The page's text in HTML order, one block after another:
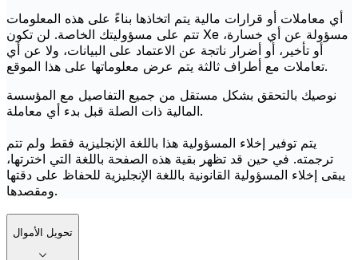
أي معاملات أو قرارات مالية يتم اتخاذها بناءً على هذه المعلومات
تتم على مسؤوليتك الخاصة. لن تكون Xe مسؤولة عن أي خسارة،
أو تأخير، أو أضرار ناتجة عن الاعتماد على البيانات، ولا عن أي
تعاملات مع أطراف ثالثة يتم عرض معلوماتها على هذا الموقع.
نوصيك بالتحقق بشكل مستقل من جميع التفاصيل مع المؤسسة
المالية ذات الصلة قبل بدء أي معاملة.
يتم توفير إخلاء المسؤولية هذا باللغة الإنجليزية فقط ولم تتم
ترجمته. في حين قد تظهر بقية هذه الصفحة باللغة التي اخترتها،
يبقى إخلاء المسؤولية القانونية باللغة الإنجليزية للحفاظ على دقتها
ومقصدها.
تحويل الأموال